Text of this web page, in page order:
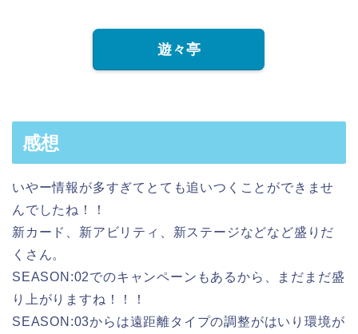
遊々亭
感想
いやー情報が多すぎてとても追いつくことができませ
んでしたね！！
新カード、新アビリティ、新ステージなどなど盛りだ
くさん。
SEASON:02でのキャンペーンもあるから、まだまだ盛
り上がりますね！！！
SEASON:03からは遠距離タイプの調整がはいり環境が